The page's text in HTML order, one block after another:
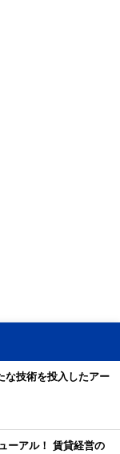
な技術を投入したアー
ーアル！ 賃貸経営の